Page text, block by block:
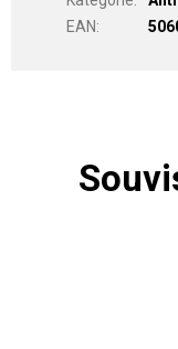
EAN: